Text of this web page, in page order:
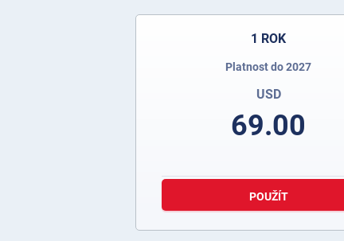
1 ROK
Platnost do 2027
USD
69.00
POUŽÍT